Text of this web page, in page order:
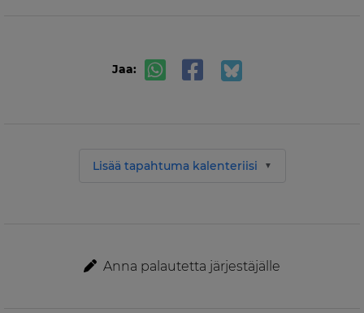
Jaa:
Lisää tapahtuma kalenteriisi
Anna palautetta järjestäjälle